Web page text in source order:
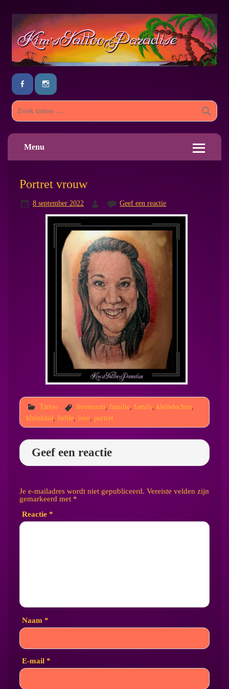
Menu
Portret vrouw
8 september 2022 Geef een reactie
Tattoo bovenarm familie, family, kleindochter,
kleinkind
liefde, love, portret
Geef een reactie
Je e-mailadres wordt niet gepubliceerd. Vereiste velden zijn
gemarkeerd met *
Reactie *
Naam *
E-mail *